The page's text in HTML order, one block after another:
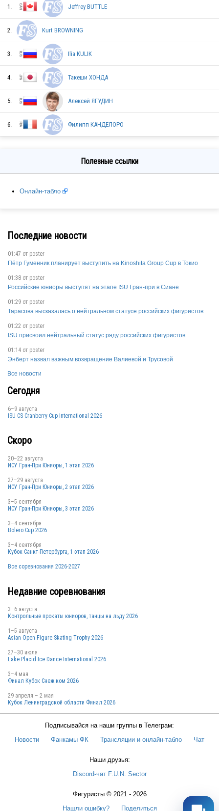
JPN
CAN
RUS
FIN
1.
CAN
Jeffrey BUTTLE
2. Kurt BROWNING
3. Ilia KULIK
4.
JPN
Такеши ХОНДА
5.
RUS
Алексей ЯГУДИН
6.
FRA
Филипп КАНДЕЛОРО
Полезные ссылки
Онлайн-табло
Последние новости
01:47 от poster
Пётр Гуменник планирует выступить на Kinoshita Group Cup в Токио
01:38 от poster
Российские юниоры выступят на этапе ISU Гран-при в Сиане
01:29 от poster
Тарасова высказалась о нейтральном статусе российских фигуристов
01:22 от poster
ISU присвоил нейтральный статус ряду российских фигуристов
01:14 от poster
Энберт назвал важным возвращение Валиевой и Трусовой
Все новости
Сегодня
6–9 августа
ISU CS Cranberry Cup International 2026
Скоро
20–22 августа
ИСУ Гран-При Юниоры, 1 этап 2026
27–29 августа
ИСУ Гран-При Юниоры, 2 этап 2026
3–5 сентября
ИСУ Гран-При Юниоры, 3 этап 2026
3–4 сентября
Bolero Cup 2026
3–4 сентября
Кубок Санкт-Петербурга, 1 этап 2026
Все соревнования 2026-2027
Недавние соревнования
3–6 августа
Контрольные прокаты юниоров, танцы на льду 2026
1–5 августа
Asian Open Figure Skating Trophy 2026
27–30 июля
Lake Placid Ice Dance International 2026
3–4 мая
Финал Кубок Снеж.ком 2026
29 апреля – 2 мая
Кубок Ленинградской области Финал 2026
Подписывайся на наши группы в Телеграм:
Новости
Фанкамы ФК Трансляции и онлайн-табло Чат
Наши друзья:
Discord-чат F.U.N. Sector
Фигуристы © 2021 - 2026
Нашли ошибку?
Поделиться